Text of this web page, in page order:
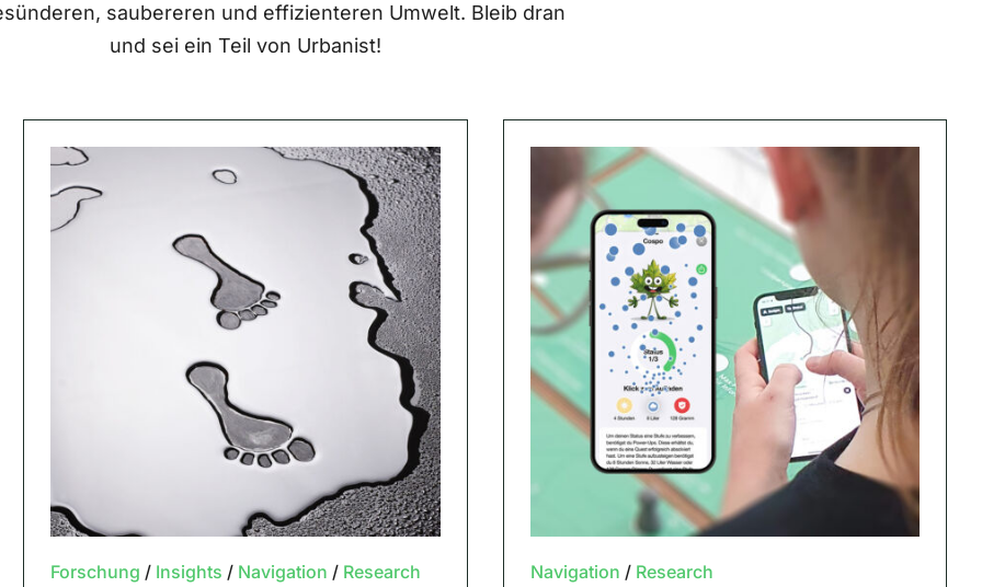
saubereren und effizienteren Umwelt. Bleib dran
und sei ein Teil von Urbanist!
Forschung / Insights / Navigation / Research Navigation / Research